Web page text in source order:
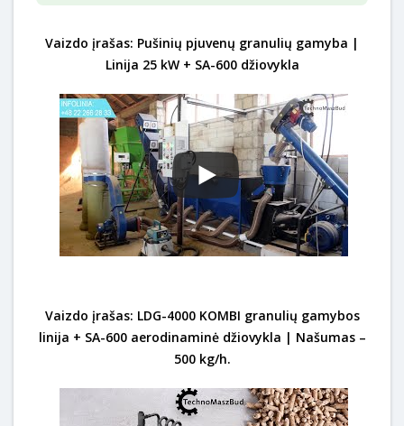
Vaizdo įrašas: Pušinių pjuvenų granulių gamyba |
Linija 25 kW + SA-600 džiovykla
Vaizdo įrašas: LDG-4000 KOMBI granulių gamybos
linija + SA-600 aerodinaminė džiovykla | Našumas –
500 kg/h.